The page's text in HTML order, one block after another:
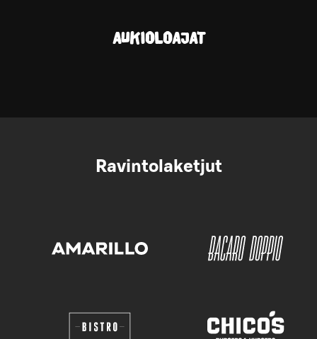
AUKIOLOAJAT
Ravintolaketjut